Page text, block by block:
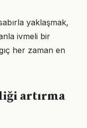
yaklaşmak,
ivmeli bir
her zaman en
artırma